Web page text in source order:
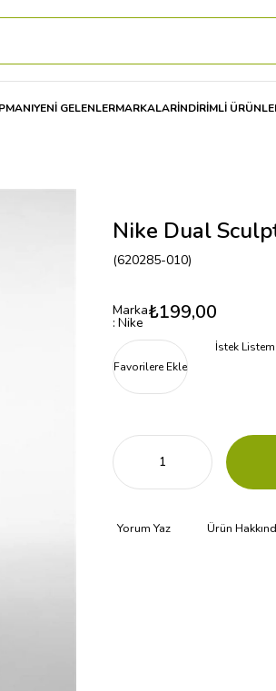
YENİ GELENLERMARKALARİNDİRİMLİ
Nike Dual
(620285-010)
Marka
: Nike ₺199,00
Favorilere Ekle
İstek
Yorum Yaz Ürün